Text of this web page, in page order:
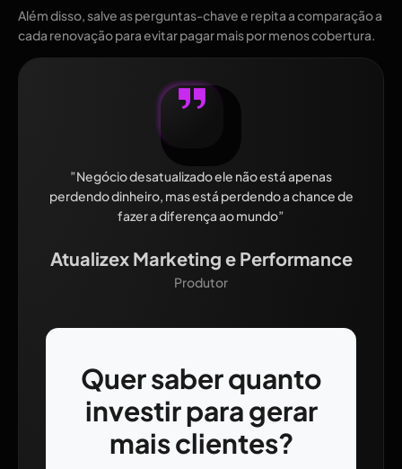
Além disso, salve as perguntas-chave e repita a comparação a
cada renovação para evitar pagar mais por menos cobertura.
”Negócio desatualizado ele não está apenas
perdendo dinheiro, mas está perdendo a chance de
fazer a diferença ao mundo”
Atualizex Marketing e Performance
Produtor
Quer saber quanto
investir para gerar
mais clientes?